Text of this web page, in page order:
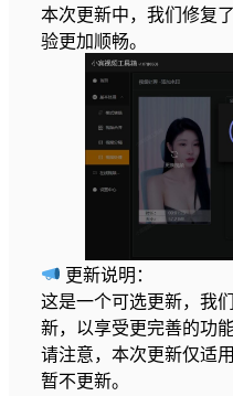
本次更新中，我们修复
验更加顺畅。
更新说明：
这是一个可选更新，我
新，以享受更完善的功
请注意，本次更新仅适
暂不更新。